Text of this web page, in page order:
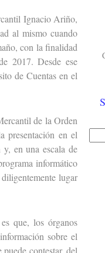
Ignacio Ariño,
al mismo cuando
con la finalidad
2017. Desde ese
de Cuentas en el
de la Orden
presentación en el
en una escala de
informático
lugar
que, los órganos
sobre el
contestar, del